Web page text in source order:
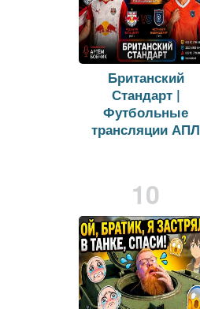
Британский
Стандарт |
Футбольные
трансляции АПЛ
Duration: 26 min.
10